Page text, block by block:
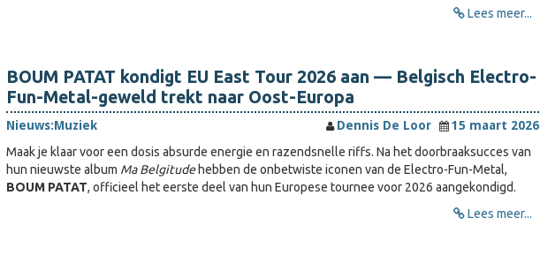
Lees meer...
BOUM PATAT kondigt EU East Tour 2026 aan — Belgisch Electro-
Fun-Metal-geweld trekt naar Oost-Europa
Nieuws:Muziek Dennis De Loor
15 maart 2026
Maak je klaar voor een dosis absurde energie en razendsnelle riffs. Na het doorbraak­s­ucces van
hun nieuwste album Ma Belgitudehebben de onbetwiste iconen van de Electro-Fun-Metal,
BOUM PATAT, officieel het eerste deel van hun Europese tournee voor 2026 aangekondigd.
Lees meer...